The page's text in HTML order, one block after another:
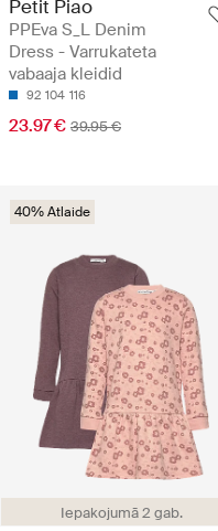
Petit Piao
PPEva S_L Denim
Dress - Varrukateta
vabaaja kleidid
92 104 116
23.97 € 39.95 €
Iepakojumā 2 gab.
40% Atlaide